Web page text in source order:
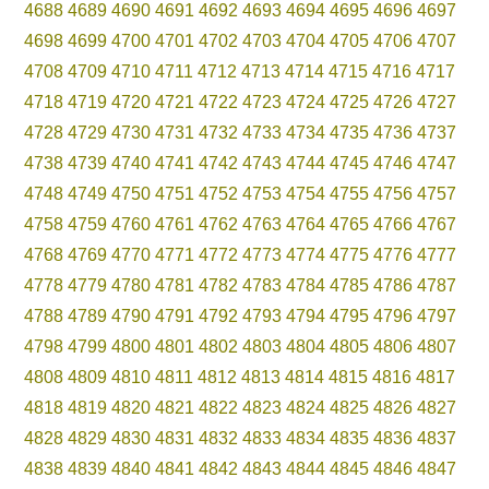
4688 4689 4690 4691 4692 4693 4694 4695 4696 4697
4698 4699 4700 4701 4702 4703 4704 4705 4706 4707
4708 4709 4710 4711 4712 4713 4714 4715 4716 4717
4718 4719 4720 4721 4722 4723 4724 4725 4726 4727
4728 4729 4730 4731 4732 4733 4734 4735 4736 4737
4738 4739 4740 4741 4742 4743 4744 4745 4746 4747
4748 4749 4750 4751 4752 4753 4754 4755 4756 4757
4758 4759 4760 4761 4762 4763 4764 4765 4766 4767
4768 4769 4770 4771 4772 4773 4774 4775 4776 4777
4778 4779 4780 4781 4782 4783 4784 4785 4786 4787
4788 4789 4790 4791 4792 4793 4794 4795 4796 4797
4798 4799 4800 4801 4802 4803 4804 4805 4806 4807
4808 4809 4810 4811 4812 4813 4814 4815 4816 4817
4818 4819 4820 4821 4822 4823 4824 4825 4826 4827
4828 4829 4830 4831 4832 4833 4834 4835 4836 4837
4838 4839 4840 4841 4842 4843 4844 4845 4846 4847